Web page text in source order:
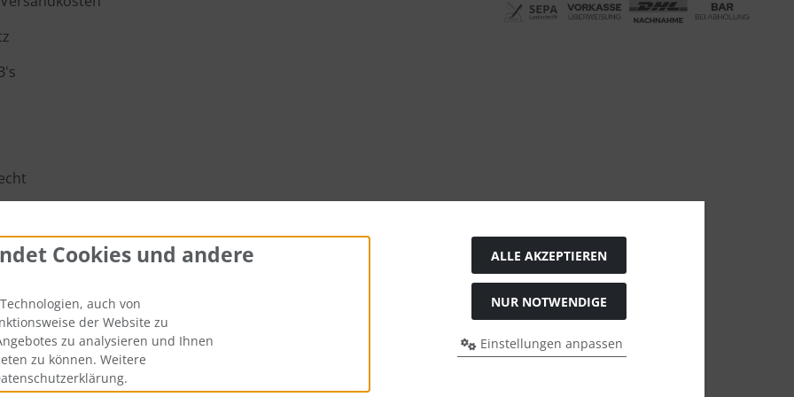
Cookies und andere
auch von
der Website zu
zu analysieren und Ihnen
zu können. Weitere
ALLE AKZEPTIEREN
NUR NOTWENDIGE
Einstellungen anpassen